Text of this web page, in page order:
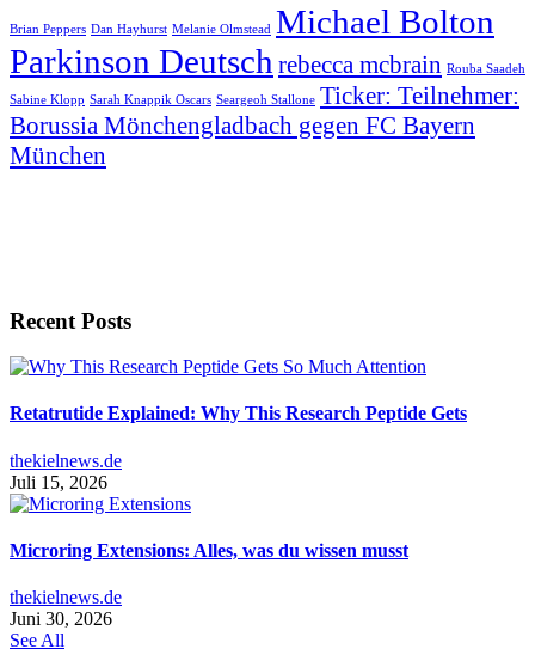
Brian Peppers Dan Hayhurst Melanie Olmstead Michael Bolton
Parkinson Deutsch rebecca mcbrain Rouba Saadeh
Sabine Klopp Sarah Knappik Oscars Seargeoh Stallone Ticker: Teilnehmer:
Borussia Mönchengladbach gegen FC Bayern
München
Recent Posts
Retatrutide Explained: Why This Research Peptide Gets
thekielnews.de
Juli 15, 2026
Microring Extensions: Alles, was du wissen musst
thekielnews.de
Juni 30, 2026
See All